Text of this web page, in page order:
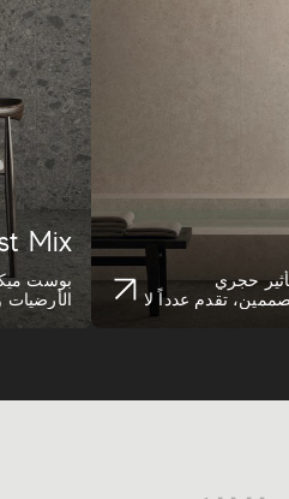
حجري
تقدم عدداً لا
Mix
بوست